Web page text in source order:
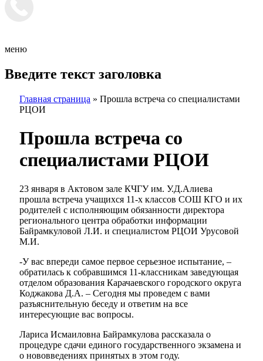
меню
Введите текст заголовка
Главная страница » Прошла встреча со специалистами
РЦОИ
Прошла встреча со
специалистами РЦОИ
23 января в Актовом зале КЧГУ им. У.Д.Алиева
прошла встреча учащихся 11-х классов СОШ КГО и их
родителей с исполняющим обязанности директора
регионального центра обработки информации
Байрамкуловой Л.И. и специалистом РЦОИ Урусовой
М.И.
-У вас впереди самое первое серьезное испытание, –
обратилась к собравшимся 11-классникам заведующая
отделом образования Карачаевского городского округа
Коджакова Д.А. – Сегодня мы проведем с вами
разъяснительную беседу и ответим на все
интересующие вас вопросы.
Лариса Исмаиловна Байрамкулова рассказала о
процедуре сдачи единого государственного экзамена и
о нововведениях принятых в этом году.